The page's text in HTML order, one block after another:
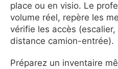
place ou en visio. Le
volume réel, repère les
vérifie les accès
distance camion-entrée).
Préparez un inventaire